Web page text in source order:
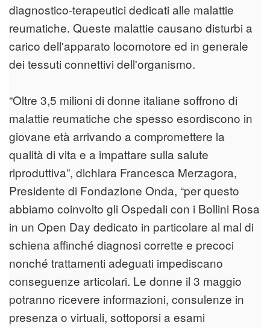
diagnostico-terapeutici dedicati alle malattie
reumatiche. Queste malattie causano disturbi a
carico dell'apparato locomotore ed in generale
dei tessuti connettivi dell'organismo.
“Oltre 3,5 milioni di donne italiane soffrono di
malattie reumatiche che spesso esordiscono in
giovane età arrivando a compromettere la
qualità di vita e a impattare sulla salute
riproduttiva”, dichiara Francesca Merzagora,
Presidente di Fondazione Onda, “per questo
abbiamo coinvolto gli Ospedali con i Bollini Rosa
in un Open Day dedicato in particolare al mal di
schiena affinché diagnosi corrette e precoci
nonché trattamenti adeguati impediscano
conseguenze articolari. Le donne il 3 maggio
potranno ricevere informazioni, consulenze in
presenza o virtuali, sottoporsi a esami